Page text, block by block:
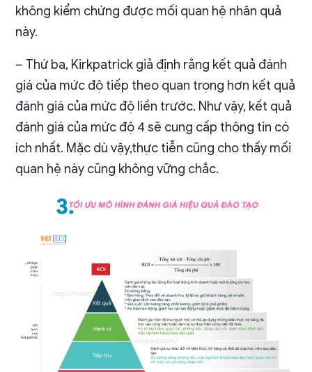
không kiểm chứng được mối quan hệ nhân quả
này.
– Thứ ba, Kirkpatrick giả định rằng kết quả đánh
giá của mức độ tiếp theo quan trọng hơn kết quả
đánh giá của mức độ liền trước. Như vậy, kết quả
đánh giá của mức độ 4 sẽ cung cấp thông tin có
ích nhất. Mặc dù vậy,thực tiễn cũng cho thấy mối
quan hệ này cũng không vững chắc.